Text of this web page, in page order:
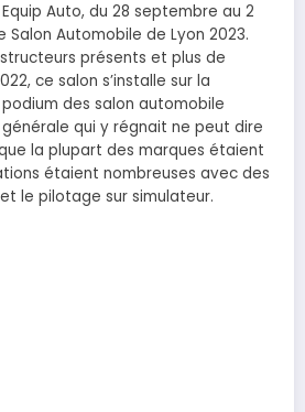
Auto, du 28 septembre au 2
Automobile de Lyon 2023.
présents et plus de
ce salon s’installe sur la
des salon automobile
générale qui y régnait ne peut dire
la plupart des marques étaient
étaient nombreuses avec des
le pilotage sur simulateur.